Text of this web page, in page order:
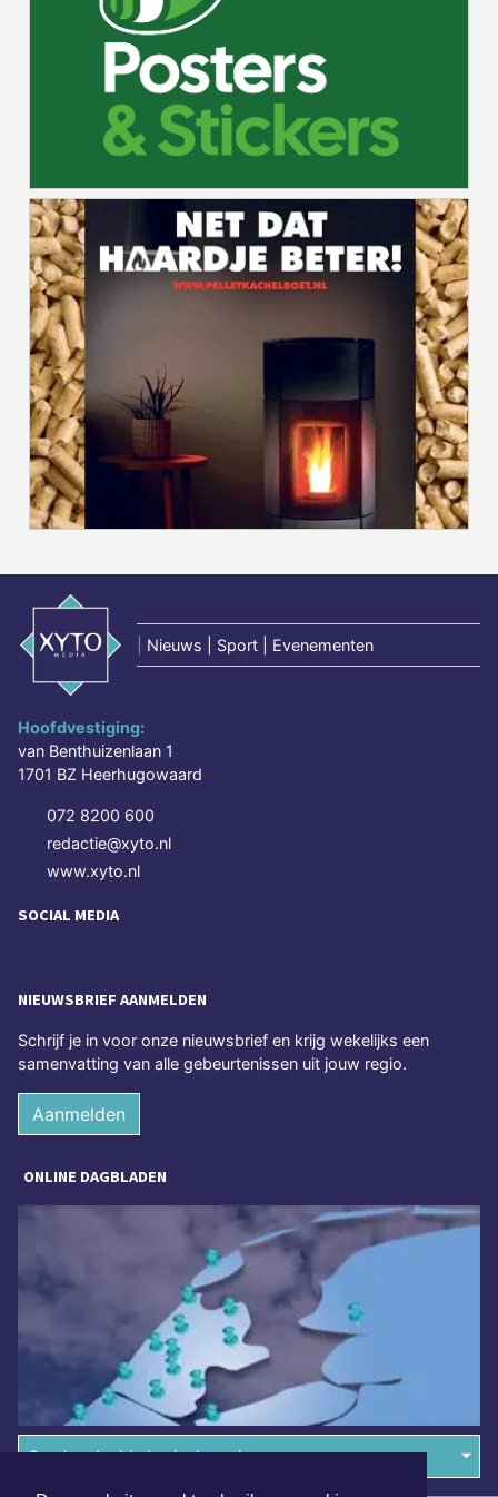
Nieuws | Sport | Evenementen
Hoofdvestiging:
van Benthuizenlaan 1
1701 BZ Heerhugowaard
072 8200 600
redactie@xyto.nl
www.xyto.nl
SOCIAL MEDIA
NIEUWSBRIEF AANMELDEN
Schrijf je in voor onze nieuwsbrief en krijg wekelijks een
samenvatting van alle gebeurtenissen uit jouw regio.
Aanmelden
ONLINE DAGBLADEN
Overige dagbladen in de regio